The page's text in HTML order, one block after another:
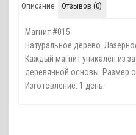
Описание Отзывов (0)
Магнит #015
Натуральное дерево.
Каждый магнит уникален из
деревянной основы. Размер
Изготовление: 1 день.